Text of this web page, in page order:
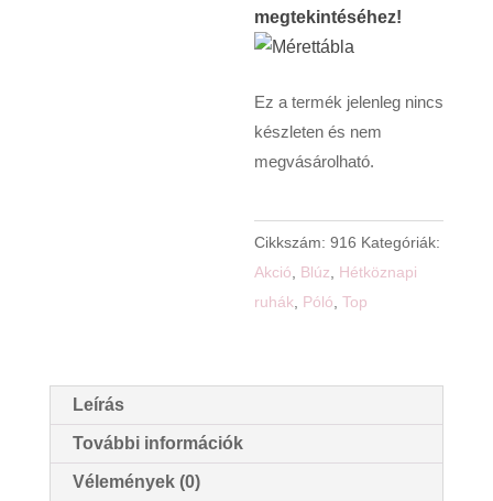
megtekintéséhez!
Ez a termék jelenleg nincs
készleten és nem
megvásárolható.
Cikkszám:916 Kategóriák:
Akció
Blúz
Hétköznapi
ruhák
Póló ,Top
Leírás
További információk
Vélemények (0)